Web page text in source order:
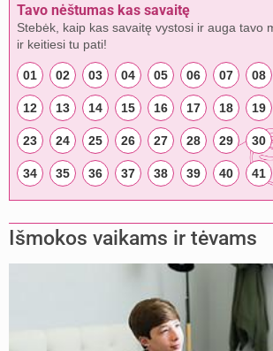
Tavo nėštumas kas savaitę
Stebėk, kaip kas savaitę vystosi ir auga tavo
ir keitiesi tu pati!
01 02 03 04 05 06 07 08
12 13 14 15 16 17 18 19
23 24 25 26 27 28 29 30
34 35 36 37 38 39 40 41
Išmokos vaikams ir tėvams